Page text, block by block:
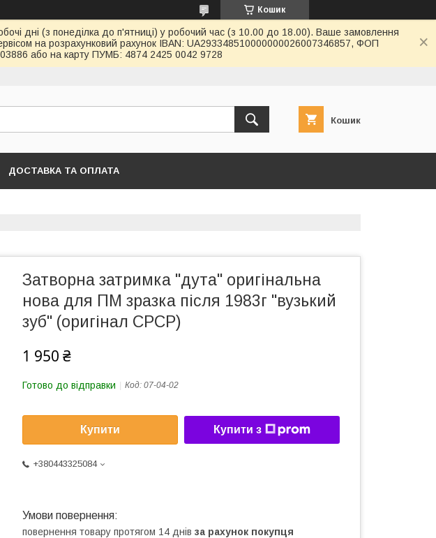
Кошик
дні (з понеділка до п'ятниці) у робочий час (з 10.00 до 18.00). Ваше замовлення
на розрахунковий рахунок IBAN: UA293348510000000026007346857, ФОП
або на карту ПУМБ: 4874 2425 0042 9728
Кошик
ДОСТАВКА ТА ОПЛАТА
Затворна затримка "дута" оригінальна
нова для ПМ зразка після 1983г "вузький
зуб" (оригінал СРСР)
1 950 ₴
Готово до відправки Код: 07-04-02
Купити Купити з
+380443325084
повернення товару протягом 14 днів за рахунок покупця